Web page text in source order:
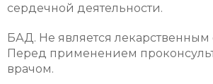
сердечной деятельности.
БАД. Не является лекарственным
Перед применением
врачом.